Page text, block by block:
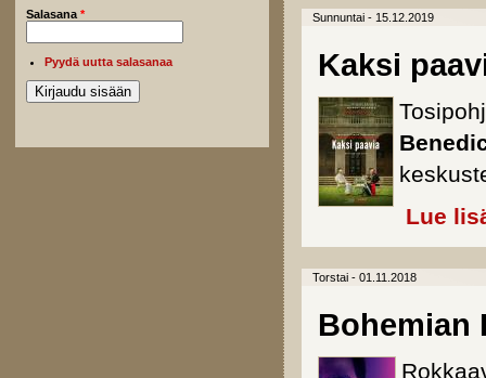
Salasana *
Pyydä uutta salasanaa
Sunnuntai - 15.12.2019
Kaksi
Lue
Torstai - 01.11.2018
Bohemian